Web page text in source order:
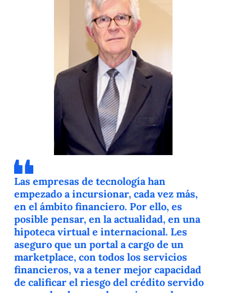
Las empresas de tecnología han
empezado a incursionar, cada vez más,
en el ámbito financiero. Por ello, es
posible pensar, en la actualidad, en una
hipoteca virtual e internacional. Les
aseguro que un portal a cargo de un
marketplace, con todos los servicios
financieros, va a tener mejor capacidad
de calificar el riesgo del crédito servido